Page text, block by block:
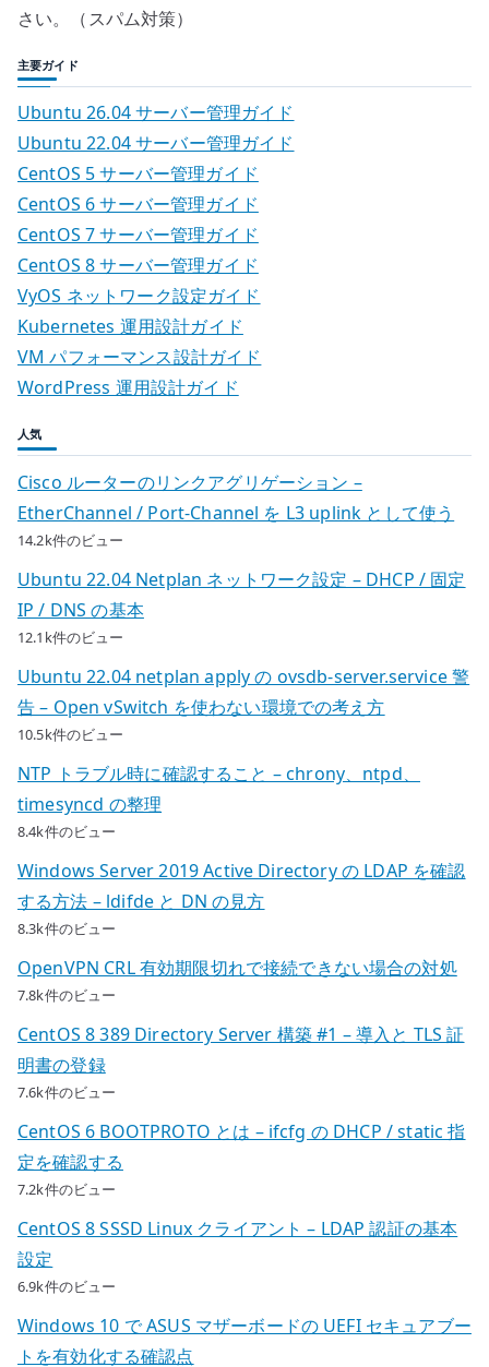
さい。（スパム対策）
主要ガイド
Ubuntu 26.04 サーバー管理ガイド
Ubuntu 22.04 サーバー管理ガイド
CentOS 5 サーバー管理ガイド
CentOS 6 サーバー管理ガイド
CentOS 7 サーバー管理ガイド
CentOS 8 サーバー管理ガイド
VyOS ネットワーク設定ガイド
Kubernetes 運用設計ガイド
VM パフォーマンス設計ガイド
WordPress 運用設計ガイド
人気
Cisco ルーターのリンクアグリゲーション –
EtherChannel / Port-Channel を L3 uplink として使う
14.2k件のビュー
Ubuntu 22.04 Netplan ネットワーク設定 – DHCP / 固定
IP / DNS の基本
12.1k件のビュー
Ubuntu 22.04 netplan apply の ovsdb-server.service 警
告 – Open vSwitch を使わない環境での考え方
10.5k件のビュー
NTP トラブル時に確認すること – chrony、ntpd、
timesyncd の整理
8.4k件のビュー
Windows Server 2019 Active Directory の LDAP を確認
する方法 – ldifde と DN の見方
8.3k件のビュー
OpenVPN CRL 有効期限切れで接続できない場合の対処
7.8k件のビュー
CentOS 8 389 Directory Server 構築 #1 – 導入と TLS 証
明書の登録
7.6k件のビュー
CentOS 6 BOOTPROTO とは – ifcfg の DHCP / static 指
定を確認する
7.2k件のビュー
CentOS 8 SSSD Linux クライアント – LDAP 認証の基本
設定
6.9k件のビュー
Windows 10 で ASUS マザーボードの UEFI セキュアブー
トを有効化する確認点